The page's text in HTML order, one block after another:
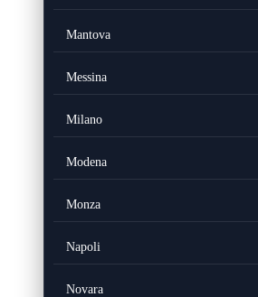
Mantova
Messina
Milano
Modena
Monza
Napoli
Novara